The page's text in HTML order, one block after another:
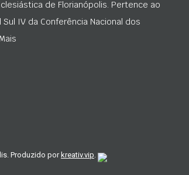
de Florianópolis. Pertence ao
IV da Conferência Nacional dos
Produzido porkreativ.vip